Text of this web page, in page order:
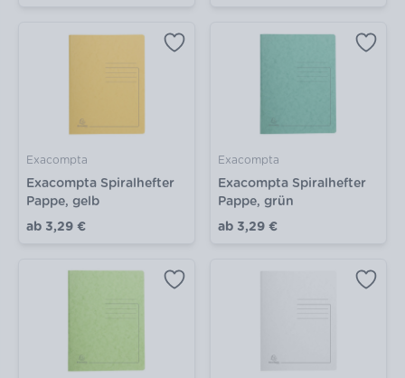
Exacompta
Exacompta Spiralhefter
Pappe, gelb
ab 3,29 €
Exacompta
Exacompta Spiralhefter
Pappe, grün
ab 3,29 €